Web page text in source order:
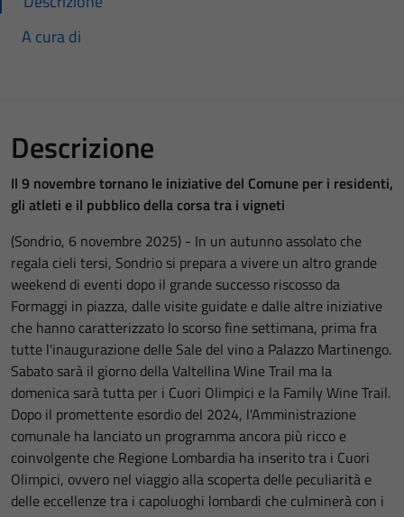
A cura di
Descrizione
Il 9 novembre tornano le iniziative del Comune per i residenti,
gli atleti e il pubblico della corsa tra i vigneti
(Sondrio, 6 novembre 2025) - In un autunno assolato che
regala cieli tersi, Sondrio si prepara a vivere un altro grande
weekend di eventi dopo il grande successo riscosso da
Formaggi in piazza, dalle visite guidate e dalle altre iniziative
che hanno caratterizzato lo scorso fine settimana, prima fra
tutte l'inaugurazione delle Sale del vino a Palazzo Martinengo.
Sabato sarà il giorno della Valtellina Wine Trail ma la
domenica sarà tutta per i Cuori Olimpici e la Family Wine Trail.
Dopo il promettente esordio del 2024, l'Amministrazione
comunale ha lanciato un programma ancora più ricco e
coinvolgente che Regione Lombardia ha inserito tra i Cuori
Olimpici, ovvero nel viaggio alla scoperta delle peculiarità e
delle eccellenze tra i capoluoghi lombardi che culminerà con i